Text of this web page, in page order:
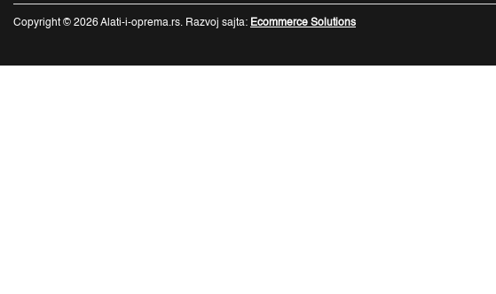
Copyright © 2026 Alati-i-oprema.rs. Razvoj sajta: Ecommerce Solutions